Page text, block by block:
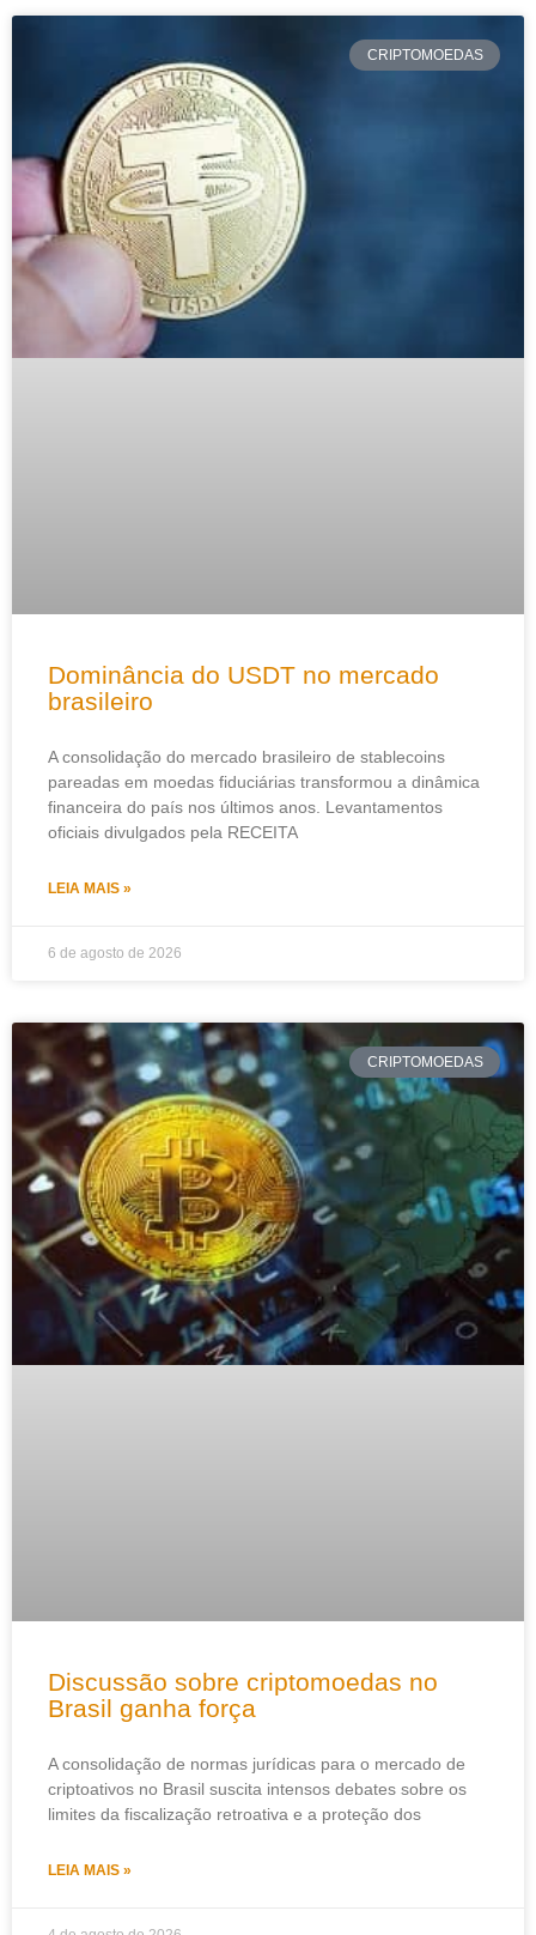
CRIPTOMOEDAS
Dominância do USDT no mercado
brasileiro
A consolidação do mercado brasileiro de stablecoins
pareadas em moedas fiduciárias transformou a dinâmica
financeira do país nos últimos anos. Levantamentos
oficiais divulgados pela RECEITA
LEIA MAIS »
6 de agosto de 2026
CRIPTOMOEDAS
Discussão sobre criptomoedas no
Brasil ganha força
A consolidação de normas jurídicas para o mercado de
criptoativos no Brasil suscita intensos debates sobre os
limites da fiscalização retroativa e a proteção dos
LEIA MAIS »